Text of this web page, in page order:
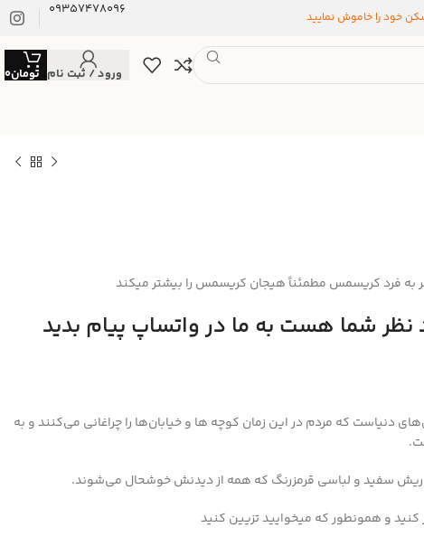
خود را خاموش نمایید 09357478096
ورود / ثبت نام تومان0
فرد کریسمس مطمئناً هیجان کریسمس را بیشتر میکند
شما هست به ما در واتساپ پیام بدید
دنیاست که مردم در این زمان کوچه ها و خیابان‌ها را چراغانی می‌کنند و به
با ریش سفید و لباسی قرمزرنگ که همه از دیدنش خوشحال می‌شوند.
کنید و همونطور که میخوایید تزیین کنید